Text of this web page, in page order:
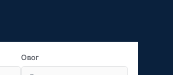
Овог